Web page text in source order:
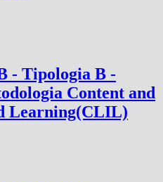
- Tipologia B -
Content and
Learning(CLIL)